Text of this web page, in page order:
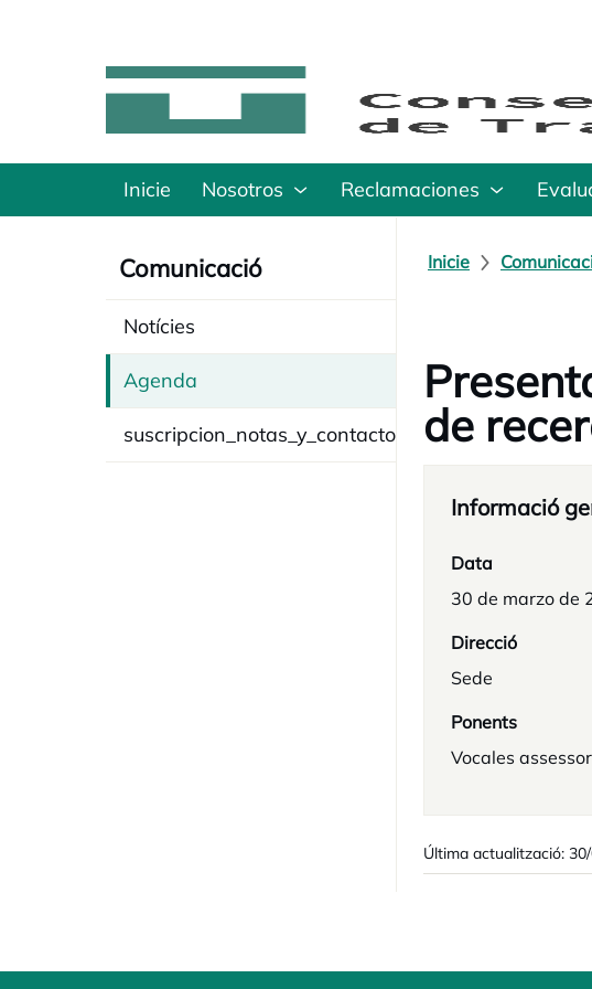
Inicie Nosotros Reclamaciones
Comunicació
Notícies
Agenda
suscripcion_notas_y_contacto
Inicie
de
Informació
Data
30 de marzo de
Direcció
Sede
Ponents
Vocales
Última actualització: